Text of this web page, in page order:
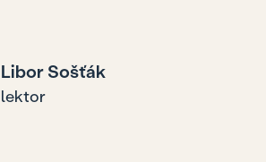
Libor Sošťák
lektor